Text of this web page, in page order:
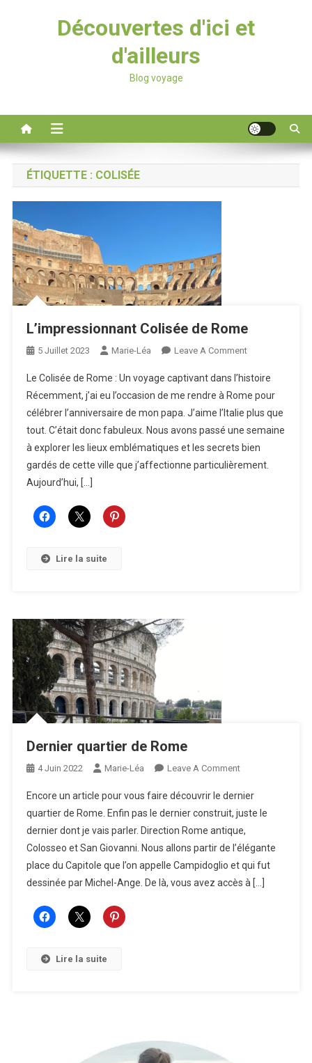
Découvertes d'ici et
d'ailleurs
Blog voyage
ÉTIQUETTE : COLISÉE
L’impressionnant Colisée de Rome
5 Juillet 2023 Marie-Léa Leave A CommentOn
Colisée
De
Rome
Le Colisée de Rome : Un voyage captivant dans l’histoire
Récemment, j’ai eu l’occasion de me rendre à Rome pour
célébrer l’anniversaire de mon papa. J’aime l’Italie plus que
tout. C’était donc fabuleux. Nous avons passé une semaine
à explorer les lieux emblématiques et les secrets bien
gardés de cette ville que j’affectionne particulièrement.
Aujourd’hui, […]
Lire la suite
Dernier quartier de Rome
4 Juin 2022 Marie-Léa Leave A CommentOn
Quartier
De
Rome
Encore un article pour vous faire découvrir le dernier
quartier de Rome. Enfin pas le dernier construit, juste le
dernier dont je vais parler. Direction Rome antique,
Colosseo et San Giovanni. Nous allons partir de l’élégante
place du Capitole que l’on appelle Campidoglio et qui fut
dessinée par Michel-Ange. De là, vous avez accès à […]
Lire la suite